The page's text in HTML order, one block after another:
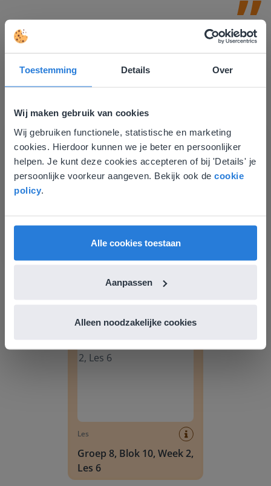
Toestemming Details Over
Wij maken gebruik van cookies
Wij gebruiken functionele, statistische en marketing
cookies. Hierdoor kunnen we je beter en persoonlijker
helpen. Je kunt deze cookies accepteren of bij 'Details' je
persoonlijke voorkeur aangeven. Bekijk ook de cookie
policy
Alle cookies toestaan
Aanpassen
Alleen noodzakelijke cookies
Ontdek meer
Groep 8, Blok 9, Week 3, Les 11
Les 11
Groep 8, Blok 10, Week 2, Les 6
Les
Groep 8, Blok 10, Week 2,
Les 6
Deze website komt niet
overeen met je locatie
Gezien je locatie, denken we dat je misschien
liever naar de website voor English gaat. Hier
English
Vlaanderen